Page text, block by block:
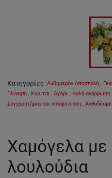
Κατηγορίες :Αυθημερόν Αποστολή ,
Γέννηση , Κορίτσι , Αγόρι , Καλή ανάρρωση ,
Συγχαρητήρια και αποφοίτηση ,
Χαμόγελα με
λουλούδια